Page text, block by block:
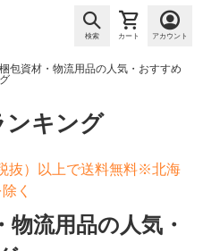
検索 カート アカウント
包資材・物流用品の人気・おすすめ
ンキング
抜）以上で送料無料※北海
く
流用品の人気・